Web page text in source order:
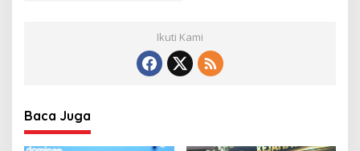
Ikuti Kami
Baca Juga